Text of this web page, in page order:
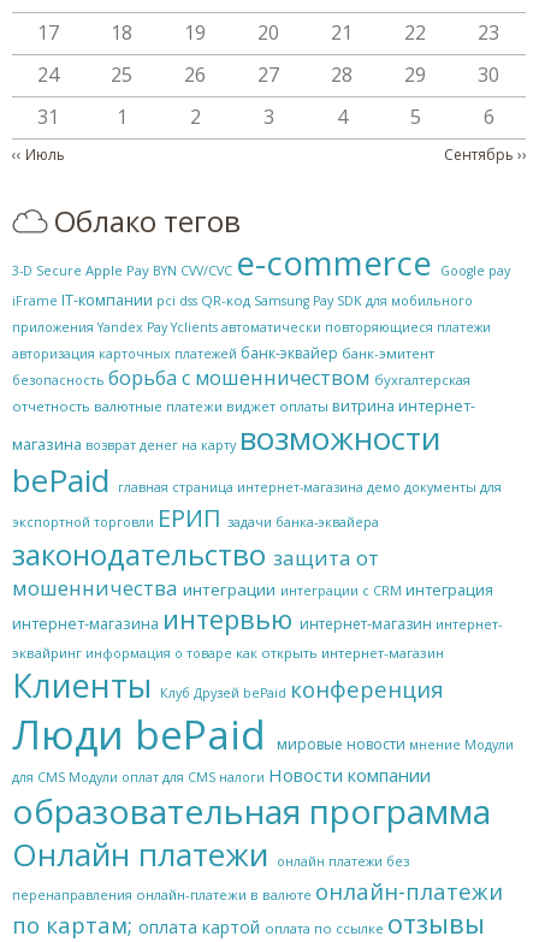
17
18 19 20 21 22
23
24
25 26 27 28 29
30
31
1 2 3 4 5 6
Нумерация страниц
‹‹ Июль Сентябрь ››
Облако тегов
3-D Secure Apple Pay BYN CVV/CVC e-commerce
Google pay
iFrame IT-компании pci dss QR-код Samsung Pay SDK для мобильного
приложения Yandex Pay Yclients автоматически повторяющиеся платежи
авторизация карточных платежей банк-эквайер банк-эмитент
безопасность борьба с мошенничеством бухгалтерская
отчетность валютные платежи виджет оплаты витрина интернет-
магазина возврат денег на карту возможности
bePaid
главная страница интернет-магазина демо документы для
экспортной торговли ЕРИП задачи банка-эквайера
законодательство защита от
мошенничества интеграции интеграции с CRM интеграция
интернет-магазина интервью интернет-магазин интернет-
эквайринг информация о товаре как открыть интернет-магазин
Клиенты Клуб Друзей bePaid конференция
Люди bePaid мировые новости мнение Модули
для CMS Модули оплат для CMS налоги Новости компании
образовательная программа
Онлайн платежи
онлайн платежи без
перенаправления онлайн-платежи в валюте онлайн-платежи
по картам; оплата картой оплата по ссылке отзывы